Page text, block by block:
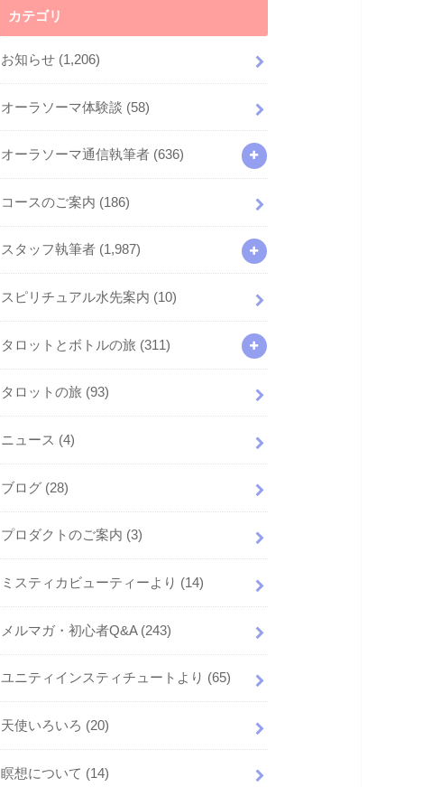
カテゴリ
お知らせ (1,206)
オーラソーマ体験談 (58)
オーラソーマ通信執筆者 (636)
コースのご案内 (186)
スタッフ執筆者 (1,987)
スピリチュアル水先案内 (10)
タロットとボトルの旅 (311)
タロットの旅 (93)
ニュース (4)
ブログ (28)
プロダクトのご案内 (3)
ミスティカビューティーより (14)
メルマガ・初心者Q&A (243)
ユニティインスティチュートより (65)
天使いろいろ (20)
瞑想について (14)